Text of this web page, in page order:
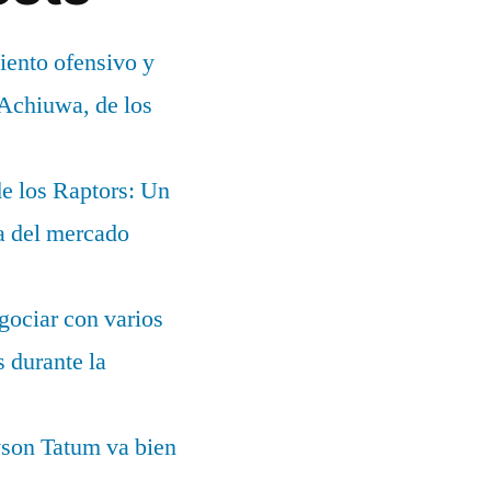
ofensivo y
de los
los Raptors: Un
del mercado
con varios
durante la
Tatum va bien